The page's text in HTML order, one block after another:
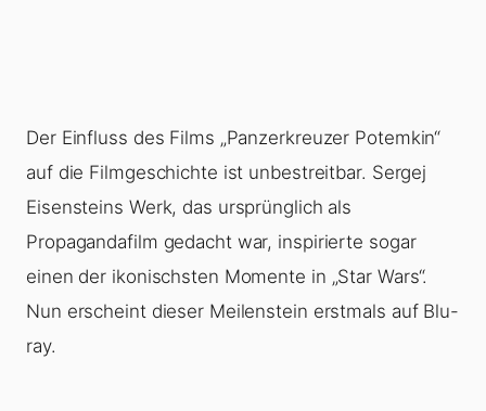
Der Einfluss des Films „Panzerkreuzer Potemkin“
auf die Filmgeschichte ist unbestreitbar. Sergej
Eisensteins Werk, das ursprünglich als
Propagandafilm gedacht war, inspirierte sogar
einen der ikonischsten Momente in „Star Wars“.
Nun erscheint dieser Meilenstein erstmals auf Blu-
ray.